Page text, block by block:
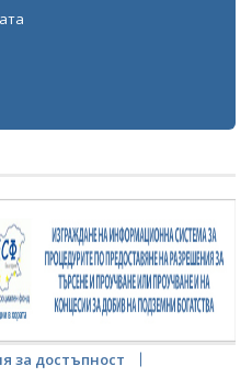
за достъпност